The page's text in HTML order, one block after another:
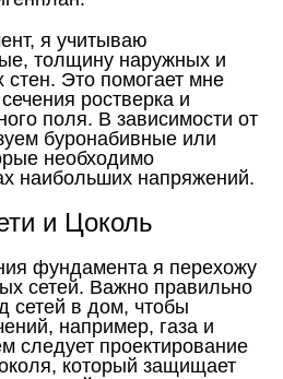
я учитываю
толщину наружных и
стен. Это помогает мне
ростверка и
поля. В зависимости от
буронабивные или
необходимо
наибольших напряжений.
и Цоколь
фундамента я перехожу
сетей. Важно правильно
сетей в дом, чтобы
например, газа и
следует проектирование
который защищает